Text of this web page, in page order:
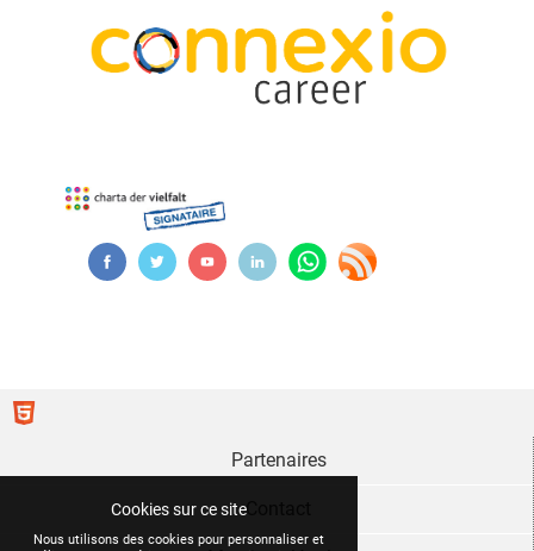
Cookies sur ce site
Nous utilisons des cookies pour personnaliser et
Partenaires
Contact